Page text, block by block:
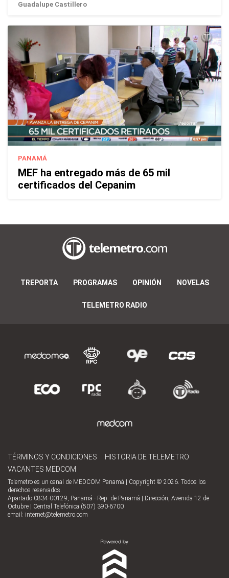
Guadalupe Castillero
PANAMÁ
MEF ha entregado más de 65 mil
certificados del Cepanim
TREPORTA PROGRAMAS OPINIÓN NOVELAS
TELEMETRO RADIO
TÉRMINOS Y CONDICIONES
HISTORIA DE TELEMETRO
VACANTES MEDCOM
Telemetro es un canal de MEDCOM Panamá | Copyright © 2026. Todos los
derechos reservados.
Apartado 0834-00129, Panamá - Rep. de Panamá | Dirección, Avenida 12 de
Octubre | Central Telefónica (507) 390-6700
email: internet@telemetro.com